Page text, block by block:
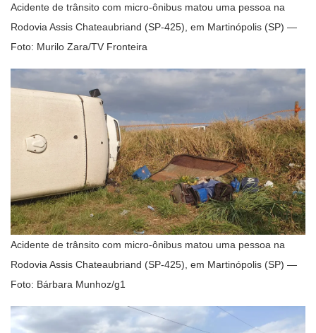
Acidente de trânsito com micro-ônibus matou uma pessoa na
Rodovia Assis Chateaubriand (SP-425), em Martinópolis (SP) —
Foto: Murilo Zara/TV Fronteira
Acidente de trânsito com micro-ônibus matou uma pessoa na
Rodovia Assis Chateaubriand (SP-425), em Martinópolis (SP) —
Foto: Bárbara Munhoz/g1